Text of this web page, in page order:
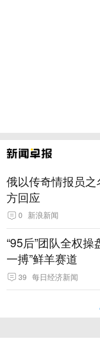
俄以传奇情报员
方回应
0 新浪新闻
“95后”团队全权
一搏”鲜羊赛道
39 每日经济新闻